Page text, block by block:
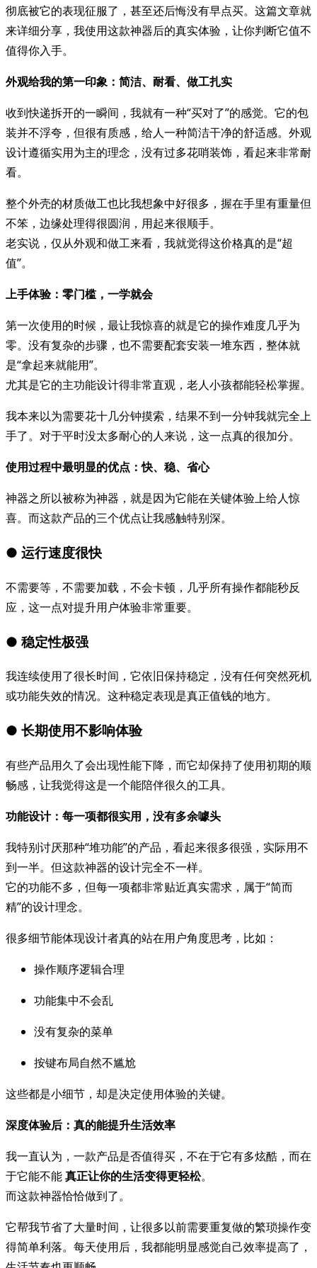
彻底被它的表现征服了，甚至还后悔没有早点买。这篇文章就
来详细分享，我使用这款神器后的真实体验，让你判断它值不
值得你入手。
外观给我的第一印象：简洁、耐看、做工扎实
收到快递拆开的一瞬间，我就有一种“买对了”的感觉。它的包
装并不浮夸，但很有质感，给人一种简洁干净的舒适感。外观
设计遵循实用为主的理念，没有过多花哨装饰，看起来非常耐
看。
整个外壳的材质做工也比我想象中好很多，握在手里有重量但
不笨，边缘处理得很圆润，用起来很顺手。
老实说，仅从外观和做工来看，我就觉得这价格真的是“超
值”。
上手体验：零门槛，一学就会
第一次使用的时候，最让我惊喜的就是它的操作难度几乎为
零。没有复杂的步骤，也不需要配套安装一堆东西，整体就
是“拿起来就能用”。
尤其是它的主功能设计得非常直观，老人小孩都能轻松掌握。
我本来以为需要花十几分钟摸索，结果不到一分钟我就完全上
手了。对于平时没太多耐心的人来说，这一点真的很加分。
使用过程中最明显的优点：快、稳、省心
神器之所以被称为神器，就是因为它能在关键体验上给人惊
喜。而这款产品的三个优点让我感触特别深。
● 运行速度很快
不需要等，不需要加载，不会卡顿，几乎所有操作都能秒反
应，这一点对提升用户体验非常重要。
● 稳定性极强
我连续使用了很长时间，它依旧保持稳定，没有任何突然死机
或功能失效的情况。这种稳定表现是真正值钱的地方。
● 长期使用不影响体验
有些产品用久了会出现性能下降，而它却保持了使用初期的顺
畅感，让我觉得这是一个能陪伴很久的工具。
功能设计：每一项都很实用，没有多余噱头
我特别讨厌那种“堆功能”的产品，看起来很多很强，实际用不
到一半。但这款神器的设计完全不一样。
它的功能不多，但每一项都非常贴近真实需求，属于“简而
精”的设计理念。
很多细节能体现设计者真的站在用户角度思考，比如：
操作顺序逻辑合理
功能集中不会乱
没有复杂的菜单
按键布局自然不尴尬
这些都是小细节，却是决定使用体验的关键。
深度体验后：真的能提升生活效率
我一直认为，一款产品是否值得买，不在于它有多炫酷，而在
于它能不能真正让你的生活变得更轻松。
而这款神器恰恰做到了。
它帮我节省了大量时间，让很多以前需要重复做的繁琐操作变
得简单利落。每天使用后，我都能明显感觉自己效率提高了，